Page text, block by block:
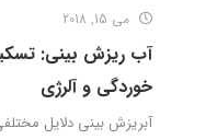
می 15, 2018
آب ریزش بینی:
خوردگی و آلرژی
آبریزش بینی دلایل